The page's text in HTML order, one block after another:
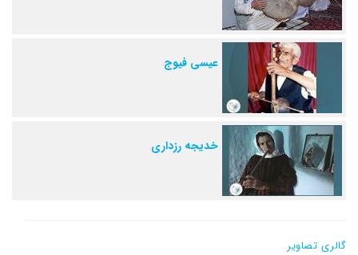
عیسی فیوج
خدیجه رزداری
گالری تصاویر